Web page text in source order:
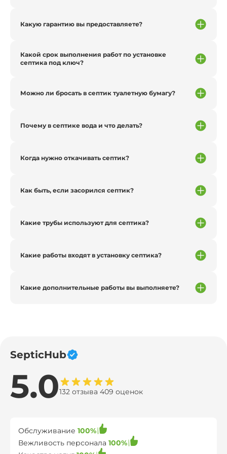
Какую гарантию вы предоставляете?
Какой срок выполнения работ по установке
септика под ключ?
Можно ли бросать в септик туалетную бумагу?
Почему в септике вода и что делать?
Когда нужно откачивать септик?
Как быть, если засорился септик?
Какие трубы используют для септика?
Какие работы входят в установку септика?
Какие дополнительные работы вы выполняете?
SepticHub
5.0132 отзыва 409 оценок
Обслуживание 100%
Вежливость персонала 100%